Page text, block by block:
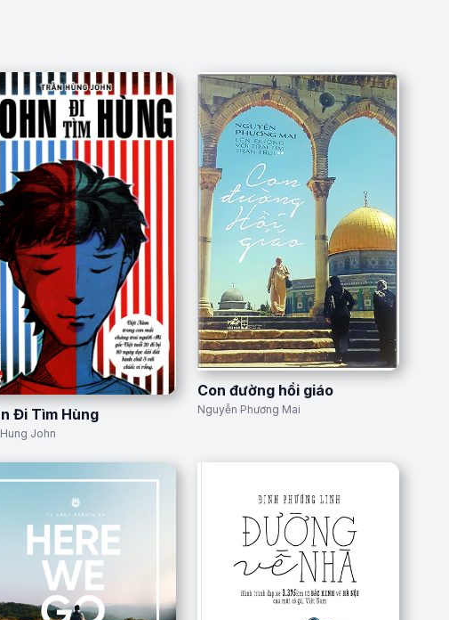
Đi Tìm Hùng
John
Con đường hồi giáo
Nguyễn Phương Mai